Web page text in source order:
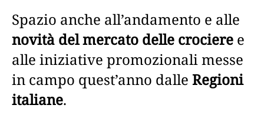
Spazio anche all’andamento e alle
novità del mercato delle crociere e
alle iniziative promozionali messe
in campo quest’anno dalle Regioni
italiane.